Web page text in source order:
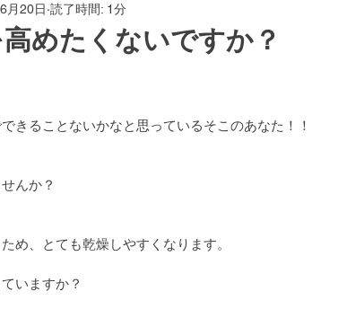
めたくないですか？
月20日 読了時間: 1分
きることないかなと思っているそこのあなた！！
んか？
め、とても乾燥しやすくなります。
いますか？